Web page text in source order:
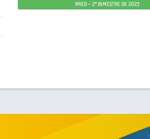
RREO – 2º BIMESTRE DE 2023